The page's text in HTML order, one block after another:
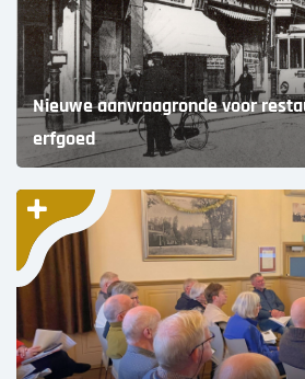
Nieuwe aanvraagronde voor
erfgoed